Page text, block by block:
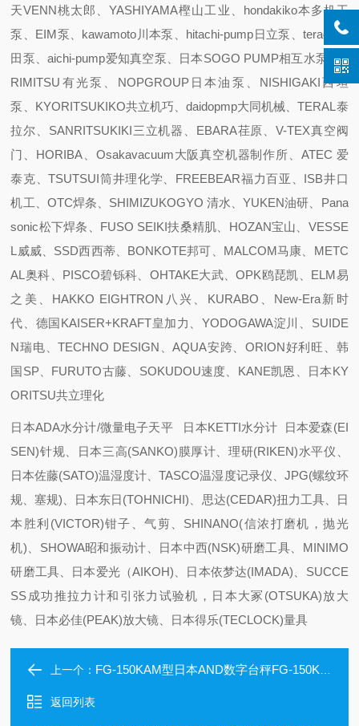
天VENN桃太郎、YASHIYAMA樫山工业、hondakiko本多机工
泵、EIM泵、kawamoto川本泵、hitachi-pump日立泵、terada寺
田泵、aichi-pump爱知真空泵、日本SOGO PUMP相互水泵、A
RIMITSU有光泵、NOPGROUP日本油泵、NISHIGAKI西坦
泵、KYORITSUKIKO共立机巧、daidopmp大同机械、TERAL泰
拉尔、SANRITSUKIKI三立机器、EBARA荏原、V-TEX真空阀
门、HORIBA、Osakavacuum大阪真空机器制作所、ATEC 爱
泰克、TSUTSUI筒井理化学、FREEBEAR福力百亚、ISB井口
机工、OTC焊条、SHIMIZUKOGYO 清水、YUKEN油研、Pana
sonic松下焊条、FUSO SEIKI扶桑精肌、HOZAN宝山、VESSE
L威威、SSD西西蒂、BONKOTE邦可、MALCOM马康、METC
AL奥科、PISCO碧铄科、OHTAKE大武、OPK鸥琵凯、ELM易
之美、HAKKO EIGHTRON八兴、KURABO、New-Era新时
代、德国KAISER+KRAFT皇加力、YODOGAWA淀川、SUIDE
N瑞电、TECHNO DESIGN、AQUA安跨、ORION好利旺、韩
国SP、FURUTO古藤、SOKUDOU速度、KANE凯恩、日本KY
ORITSU共立理化
日本ADA水分计/微量电子天平 日本KETTI水分计 日本爱森(EI
SEN)针规、日本三高(SANKO)膜厚计、理研(RIKEN)水平仪、
日本佐藤(SATO)温湿度计、TASCO温湿度记录仪、JPG(螺纹环
规、塞规)、日本东日(TOHNICHI)、思达(CEDAR)扭力工具、日
本胜利(VICTOR)钳子、气剪、SHINANO(信浓打磨机，抛光
机)、SHOWA昭和振动计、日本中西(NSK)研磨工具、MINIMO
研磨工具、日本爱光（AIKOH)、日本依梦达(IMADA)、SUCCE
SS成功推拉力计和引张力试验机，日本大冢(OTSUKA)放大
镜、日本必佳(PEAK)放大镜、日本得乐(TECLOCK)量具
上一个： FG-150KAM型日本AND数字台秤FG-150KAM中村到货
返回列表